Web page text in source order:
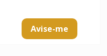
Avise-me